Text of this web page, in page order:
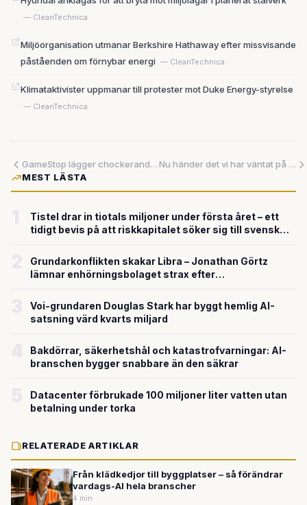
— CleanTechnica
Miljöorganisation utmanar Berkshire Hathaway efter missvisande
påståenden om förnybar energi — CleanTechnica
Klimataktivister uppmanar till protester mot Duke Energy-styrelse
— CleanTechnica
GameStop lägger chockerande bud på eBay för 56 miljarder kronor
Nu händer det vi har väntat på – AI-företagen specialiserar sig för verkliga affärsbehov
MEST LÄSTA
Tistel drar in tiotals miljoner under första året – ett
tidigt bevis på att riskkapitalet söker sig till svensk
Grundarkonflikten skakar Libra – Jonathan Görtz
lämnar enhörningsbolaget strax efter
Voi-grundaren Douglas Stark har byggt hemlig AI-
satsning värd kvarts miljard
Bakdörrar, säkerhetshål och katastrofvarningar: AI-
branschen bygger snabbare än den säkrar
Datacenter förbrukade 100 miljoner liter vatten utan
betalning under torka
RELATERADE ARTIKLAR
Från klädkedjor till byggplatser – så förändrar
vardags-AI hela branscher
4 min